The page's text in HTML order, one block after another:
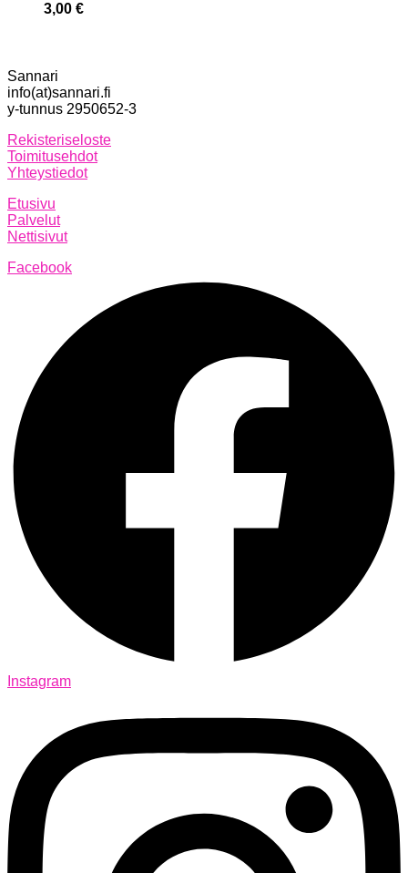
3,00 €
Sannari
info(at)sannari.fi
y-tunnus 2950652-3
Rekisteriseloste
Toimitusehdot
Yhteystiedot
Etusivu
Palvelut
Nettisivut
Facebook
Instagram